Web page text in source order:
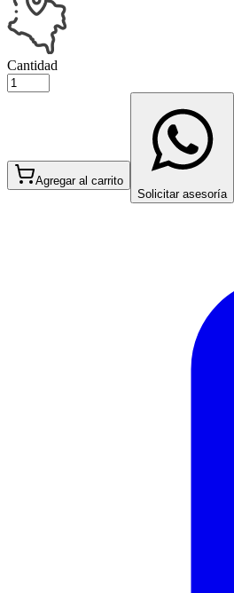
Cantidad
Agregar al carrito
Solicitar asesoría